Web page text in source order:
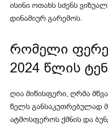
ისინი ოთახს სძენს
დინამიურ გარემოს.
რომელი
2024 წლის
ღია მიწისფერი, ღრმა
წელს განსაკუთრებულად
ატმოსფეროს ქმნის და